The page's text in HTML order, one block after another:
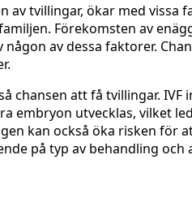
av tvillingar, ökar med vissa
Förekomsten av
av dessa faktorer.
chansen att få tvillingar. IVF
embryon utvecklas, vilket
kan också öka risken för
på typ av behandling och